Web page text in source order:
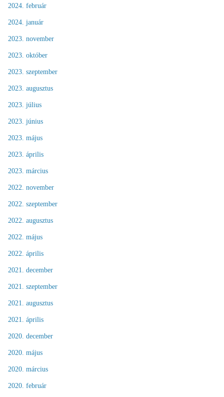
2024. február
2024. január
2023. november
2023. október
2023. szeptember
2023. augusztus
2023. július
2023. június
2023. május
2023. április
2023. március
2022. november
2022. szeptember
2022. augusztus
2022. május
2022. április
2021. december
2021. szeptember
2021. augusztus
2021. április
2020. december
2020. május
2020. március
2020. február